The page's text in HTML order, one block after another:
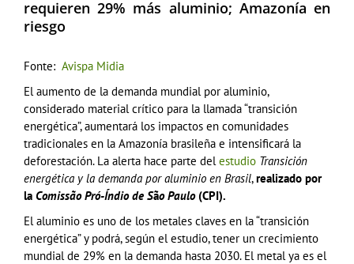
requieren 29% más aluminio; Amazonía en
riesgo
Fonte: Avispa Midia
El aumento de la demanda mundial por aluminio,
considerado material crítico para la llamada “transición
energética”, aumentará los impactos en comunidades
tradicionales en la Amazonía brasileña e intensificará la
deforestación. La alerta hace parte del estudio Transición
energética y la demanda por aluminio en Brasil,realizado por
la Comissão Pró-Índio de São Paulo (CPI).
El aluminio es uno de los metales claves en la “transición
energética” y podrá, según el estudio, tener un crecimiento
mundial de 29% en la demanda hasta 2030. El metal ya es el